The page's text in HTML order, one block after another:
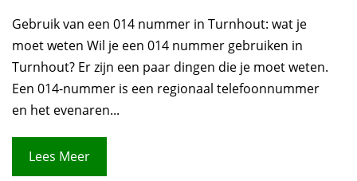
Gebruik van een 014 nummer in Turnhout: wat je
moet weten Wil je een 014 nummer gebruiken in
Turnhout? Er zijn een paar dingen die je moet weten.
Een 014-nummer is een regionaal telefoonnummer
en het evenaren...
Lees Meer